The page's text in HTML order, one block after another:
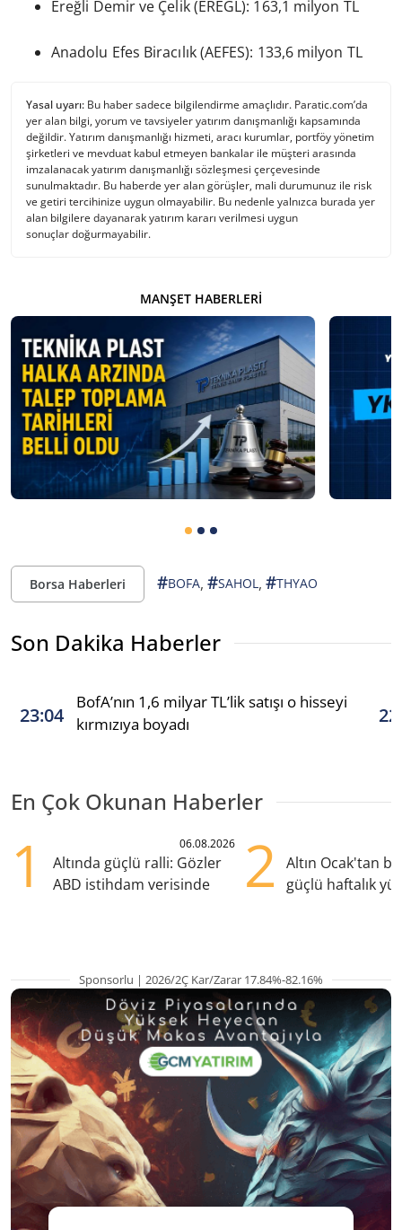
Ereğli Demir ve Çelik (EREGL): 163,1 milyon TL
Anadolu Efes Biracılık (AEFES): 133,6 milyon TL
Yasal uyarı: Bu haber sadece bilgilendirme amaçlıdır. Paratic.com’da
yer alan bilgi, yorum ve tavsiyeler yatırım danışmanlığı kapsamında
değildir. Yatırım danışmanlığı hizmeti, aracı kurumlar, portföy yönetim
şirketleri ve mevduat kabul etmeyen bankalar ile müşteri arasında
imzalanacak yatırım danışmanlığı sözleşmesi çerçevesinde
sunulmaktadır. Bu haberde yer alan görüşler, mali durumunuz ile risk
ve getiri tercihinize uygun olmayabilir. Bu nedenle yalnızca burada yer
alan bilgilere dayanarak yatırım kararı verilmesi uygun
sonuçlar doğurmayabilir.
MANŞET HABERLERI
Borsa Haberleri #BOFA, #SAHOL , #THYAO
Son Dakika Haberler
23:04
BofA’nın 1,6 milyar TL’lik satışı o hisseyi
kırmızıya boyadı
En Çok Okunan Haberler
1 06.08.2026
Altında güçlü ralli: Gözler
ABD istihdam verisinde
2
Altın Ocak'tan
güçlü haftalık
Sponsorlu | 2026/2Ç Kar/Zarar 17.84%-82.16%